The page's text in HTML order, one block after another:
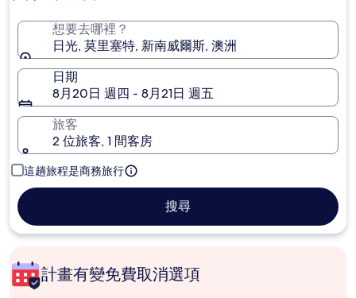
想要去哪裡？
日光, 莫里塞特, 新南威爾斯, 澳洲
日期
8月20日 週四 - 8月21日 週五
旅客
2 位旅客, 1 間客房
這趟旅程是商務旅行
搜尋
計畫有變免費取消選項